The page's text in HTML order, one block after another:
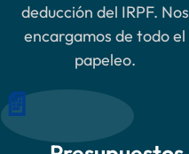
deducción del IRPF. Nos
encargamos de todo el
papeleo.
📄